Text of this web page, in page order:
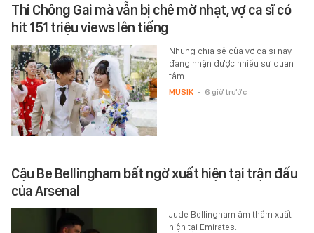
Thi Chông Gai mà vẫn bị chê mờ nhạt, vợ ca sĩ có
hit 151 triệu views lên tiếng
Nhũng chia sẻ của vợ ca sĩ này
đang nhận được nhiều sự quan
tâm.
MUSIK - 6 giờ trước
Cậu Be Bellingham bất ngờ xuất hiện tại trận đấu
của Arsenal
Jude Bellingham âm thầm xuất
hiện tại Emirates.